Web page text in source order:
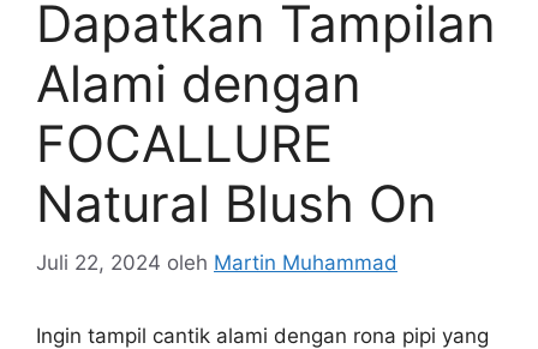
Dapatkan Tampilan
Alami dengan
FOCALLURE
Natural Blush On
Juli 22, 2024 oleh Martin Muhammad
Ingin tampil cantik alami dengan rona pipi yang